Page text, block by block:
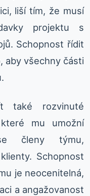
liší tím, že musí
projektu s
Schopnost řídit
aby všechny části
také rozvinuté
mu umožní
členy týmu,
Schopnost
je neocenitelná,
a angažovanost